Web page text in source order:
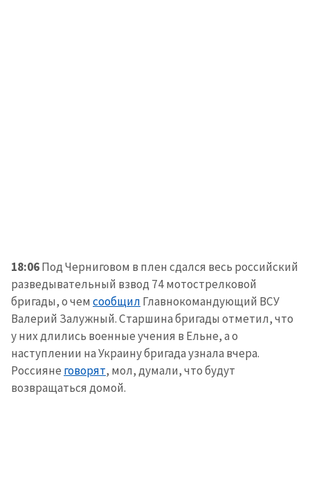
18:06Под Черниговом в плен сдался весь российский
разведывательный взвод 74 мотострелковой
бригады, о чем сообщил Главнокомандующий ВСУ
Валерий Залужный. Старшина бригады отметил, что
у них длились военные учения в Ельне, а о
наступлении на Украину бригада узнала вчера.
Россияне говорят, мол, думали, что будут
возвращаться домой.